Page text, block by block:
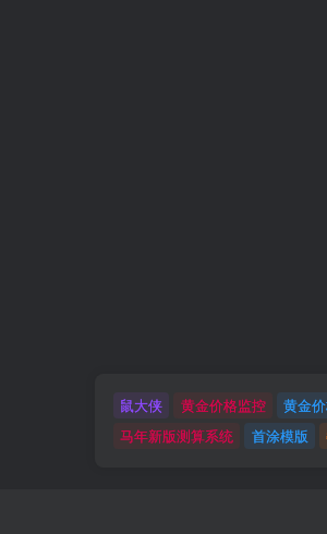
鼠大侠 黄金价格监控 黄金
马年新版测算系统
首涂模版